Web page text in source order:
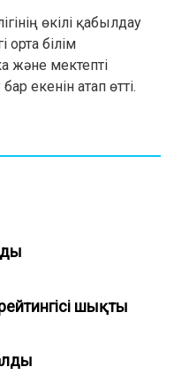
өкілі қабылдау
орта білім
және мектепті
екенін атап өтті.
шықты